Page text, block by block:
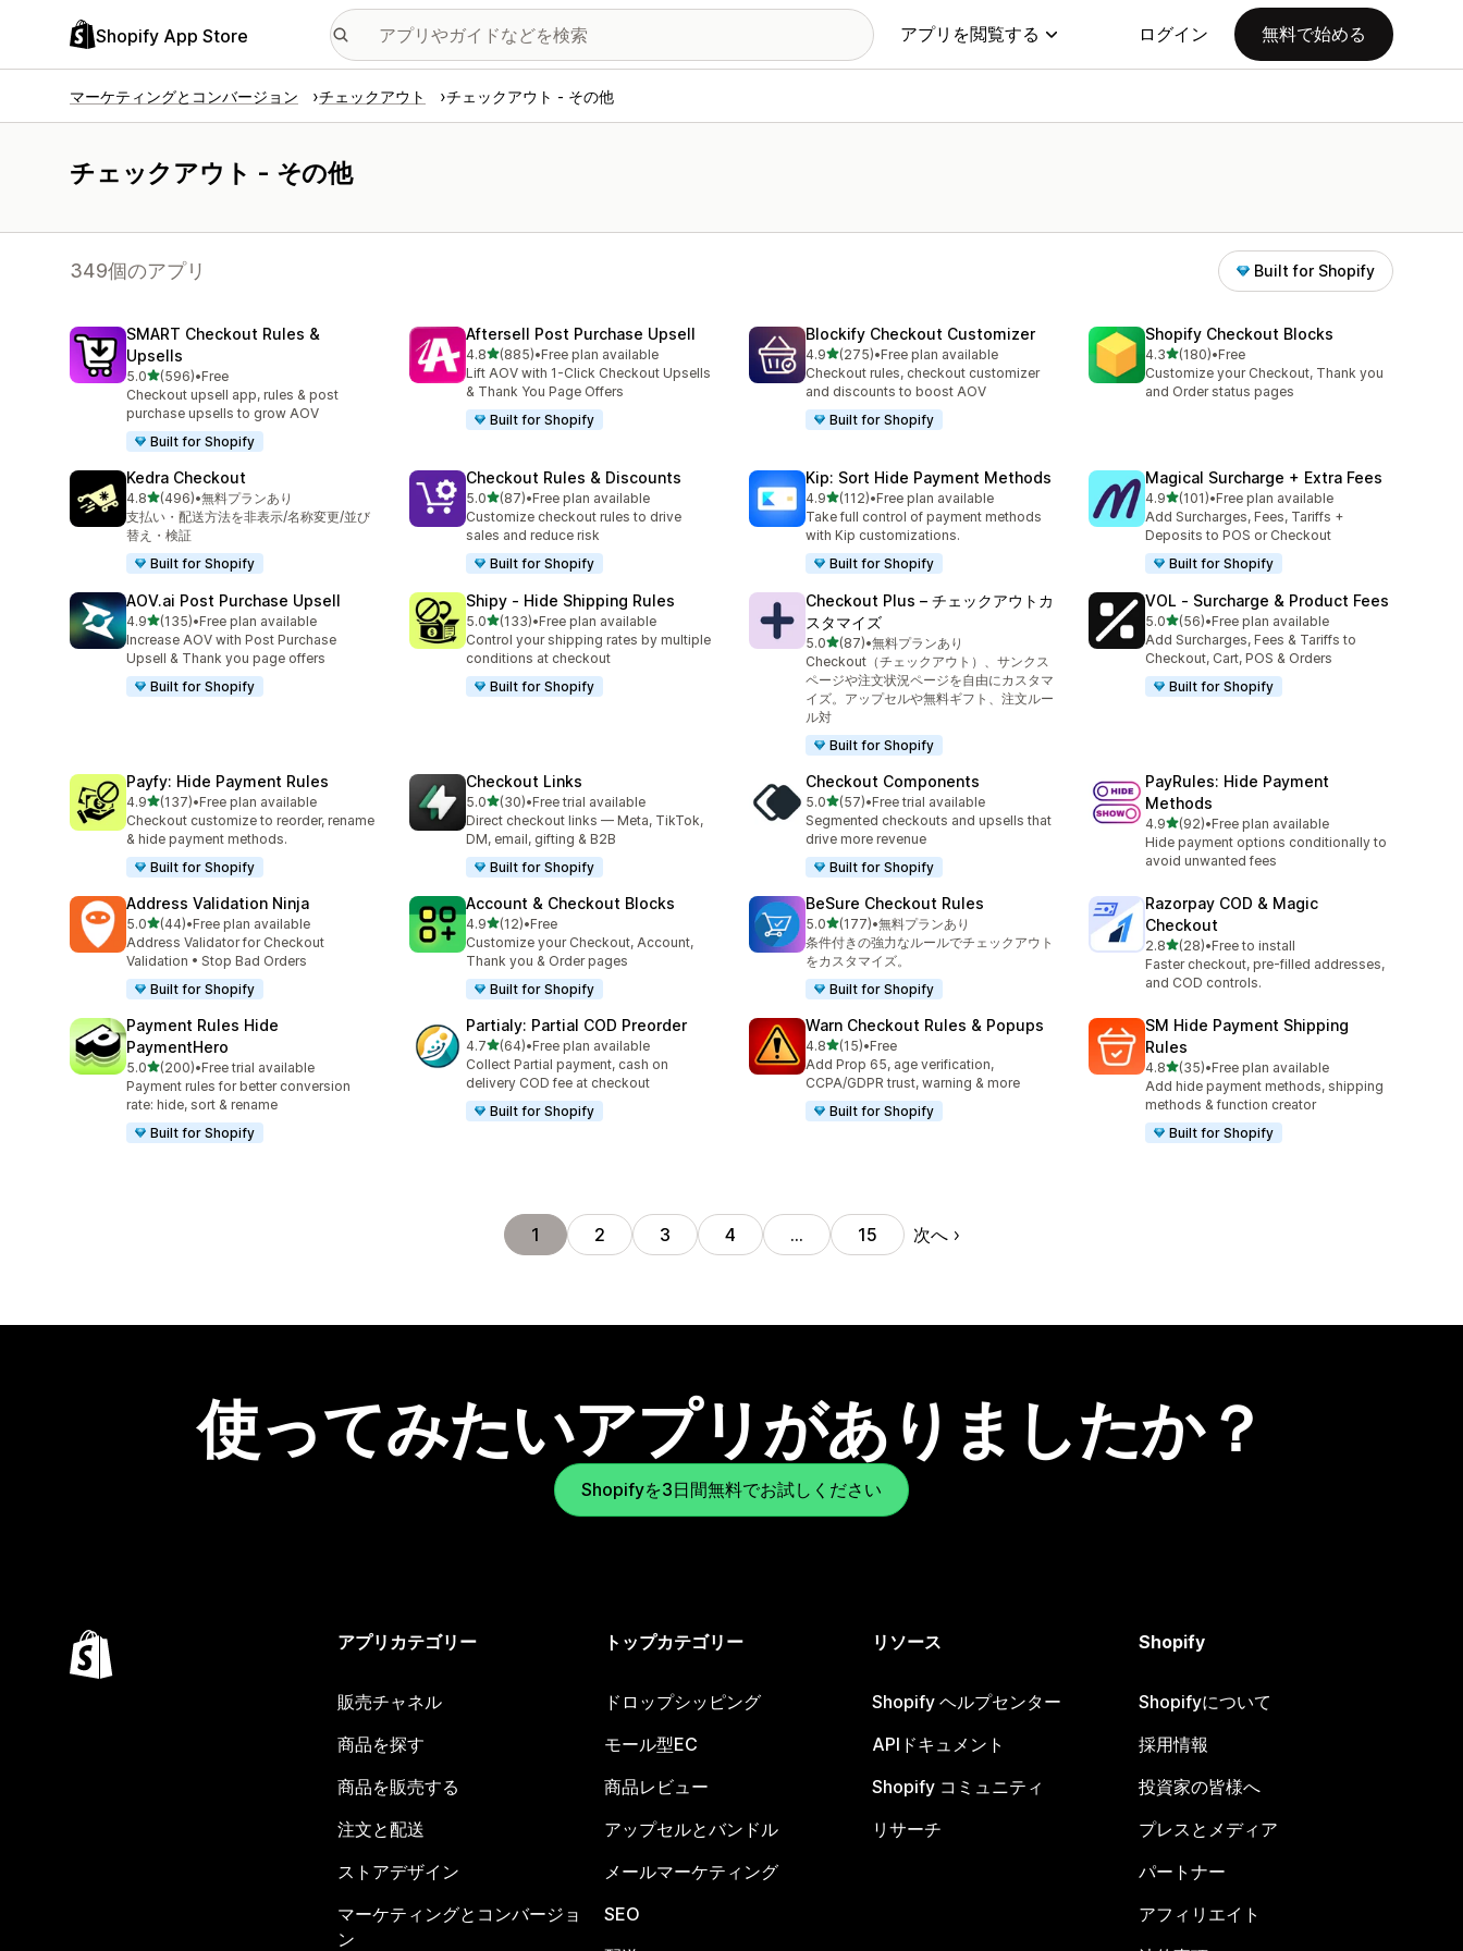
Shopify App Store アプリを閲覧する ログイン 無料で始める
マーケティングとコンバージョン チェックアウト チェックアウト - その他
チェックアウト - その他
349個のアプリ Built for Shopify
SMART Checkout Rules &
Upsells
5.05つ星中
(596)
合計レビュー数：596件
•Free
Checkout upsell app, rules & post
purchase upsells to grow AOV
Built for Shopify
Aftersell Post Purchase Upsell
4.85つ星中
(885)
合計レビュー数：885件
•Free plan available
Lift AOV with 1-Click Checkout Upsells
& Thank You Page Offers
Built for Shopify
Blockify Checkout Customizer
4.95つ星中
(275)
合計レビュー数：275件
•Free plan available
Checkout rules, checkout customizer
and discounts to boost AOV
Built for Shopify
Shopify Checkout Blocks
4.35つ星中
(180)
合計レビュー数：180件
•Free
Customize your Checkout, Thank you
and Order status pages
Kedra Checkout
4.85つ星中
(496)
合計レビュー数：496件
•無料プランあり
支払い・配送方法を非表示/名称変更/並び
替え・検証
Built for Shopify
Checkout Rules & Discounts
5.05つ星中
(87)
合計レビュー数：87件
•Free plan available
Customize checkout rules to drive
sales and reduce risk
Built for Shopify
Kip: Sort Hide Payment Methods
4.95つ星中
(112)
合計レビュー数：112件
•Free plan available
Take full control of payment methods
with Kip customizations.
Built for Shopify
Magical Surcharge + Extra Fees
4.95つ星中
(101)
合計レビュー数：101件
•Free plan available
Add Surcharges, Fees, Tariffs +
Deposits to POS or Checkout
Built for Shopify
AOV.ai Post Purchase Upsell
4.95つ星中
(135)
合計レビュー数：135件
•Free plan available
Increase AOV with Post Purchase
Upsell & Thank you page offers
Built for Shopify
Shipy ‑ Hide Shipping Rules
5.05つ星中
(133)
合計レビュー数：133件
•Free plan available
Control your shipping rates by multiple
conditions at checkout
Built for Shopify
Checkout Plus – チェックアウトカ
スタマイズ
5.05つ星中
(87)
合計レビュー数：87件
•無料プランあり
Checkout（チェックアウト）、サンクス
ページや注文状況ページを自由にカスタマ
イズ。アップセルや無料ギフト、注文ルー
ル対
Built for Shopify
VOL ‑ Surcharge & Product Fees
5.05つ星中
(56)
合計レビュー数：56件
•Free plan available
Add Surcharges, Fees & Tariffs to
Checkout, Cart, POS & Orders
Built for Shopify
Payfy: Hide Payment Rules
4.95つ星中
(137)
合計レビュー数：137件
•Free plan available
Checkout customize to reorder, rename
& hide payment methods.
Built for Shopify
Checkout Links
5.05つ星中
(30)
合計レビュー数：30件
•Free trial available
Direct checkout links — Meta, TikTok,
DM, email, gifting & B2B
Built for Shopify
Checkout Components
5.05つ星中
(57)
合計レビュー数：57件
•Free trial available
Segmented checkouts and upsells that
drive more revenue
Built for Shopify
PayRules: Hide Payment
Methods
4.95つ星中
(92)
合計レビュー数：92件
•Free plan available
Hide payment options conditionally to
avoid unwanted fees
Address Validation Ninja
5.05つ星中
(44)
合計レビュー数：44件
•Free plan available
Address Validator for Checkout
Validation • Stop Bad Orders
Built for Shopify
Account & Checkout Blocks
4.95つ星中
(12)
合計レビュー数：12件
•Free
Customize your Checkout, Account,
Thank you & Order pages
Built for Shopify
BeSure Checkout Rules
5.05つ星中
(177)
合計レビュー数：177件
•無料プランあり
条件付きの強力なルールでチェックアウト
をカスタマイズ。
Built for Shopify
Razorpay COD & Magic
Checkout
2.85つ星中
(28)
合計レビュー数：28件
•Free to install
Faster checkout, pre-filled addresses,
and COD controls.
Payment Rules Hide
PaymentHero
5.05つ星中
(200)
合計レビュー数：200件
•Free trial available
Payment rules for better conversion
rate: hide, sort & rename
Built for Shopify
Partialy: Partial COD Preorder
4.75つ星中
(64)
合計レビュー数：64件
•Free plan available
Collect Partial payment, cash on
delivery COD fee at checkout
Built for Shopify
Warn Checkout Rules & Popups
4.85つ星中
(15)
合計レビュー数：15件
•Free
Add Prop 65, age verification,
CCPA/GDPR trust, warning & more
Built for Shopify
SM Hide Payment Shipping
Rules
4.85つ星中
(35)
合計レビュー数：35件
•Free plan available
Add hide payment methods, shipping
methods & function creator
Built for Shopify
1 2 3 4 … 15 次へ
使ってみたいアプリがありましたか？
Shopifyを3日間無料でお試しください
アプリカテゴリー
販売チャネル
商品を探す
商品を販売する
注文と配送
ストアデザイン
マーケティングとコンバージョ
ン
トップカテゴリー
ドロップシッピング
モール型EC
商品レビュー
アップセルとバンドル
メールマーケティング
SEO
リソース
Shopify ヘルプセンター
APIドキュメント
Shopify コミュニティ
リサーチ
Shopify
Shopifyについて
採用情報
投資家の皆様へ
プレスとメディア
パートナー
アフィリエイト